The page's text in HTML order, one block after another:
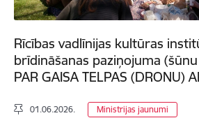
Rīcības vadlīnijas kultūras
brīdināšanas paziņojuma
PAR GAISA TELPAS (DRONU)
01.06.2026. Ministrijas jaunumi